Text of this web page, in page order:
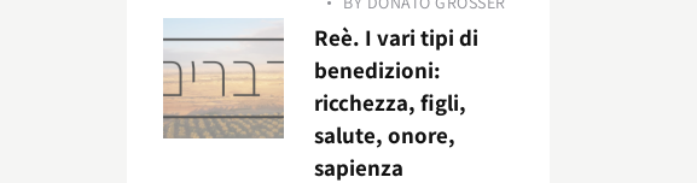
Reè. I vari tipi di
benedizioni:
ricchezza, figli,
salute, onore,
sapienza